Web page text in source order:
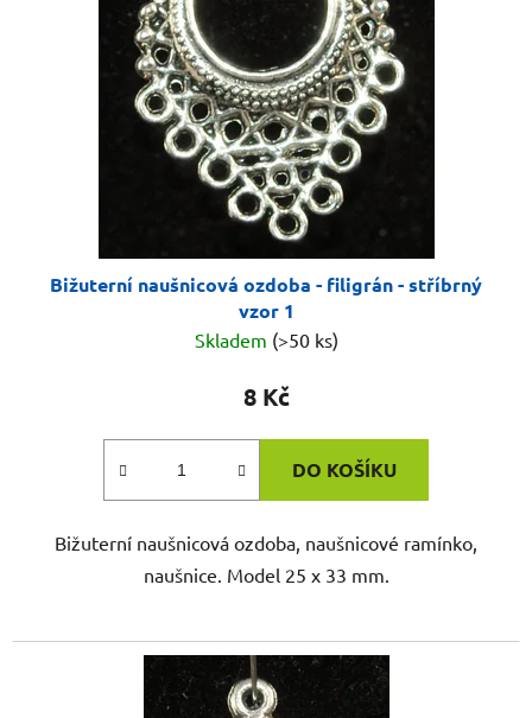
Bižuterní naušnicová ozdoba - filigrán - stříbrný
vzor 1
Skladem (>50 ks)
8 Kč
DO KOŠÍKU
Bižuterní naušnicová ozdoba, naušnicové ramínko,
naušnice. Model 25 x 33 mm.